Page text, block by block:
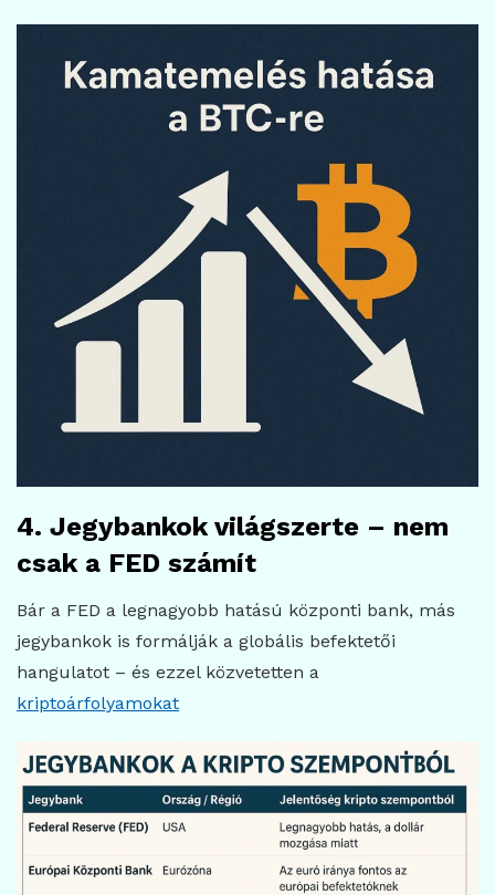
4. Jegybankok világszerte – nem
csak a FED számít
Bár a FED a legnagyobb hatású központi bank, más
jegybankok is formálják a globális befektetői
hangulatot – és ezzel közvetetten a
kriptoárfolyamokat